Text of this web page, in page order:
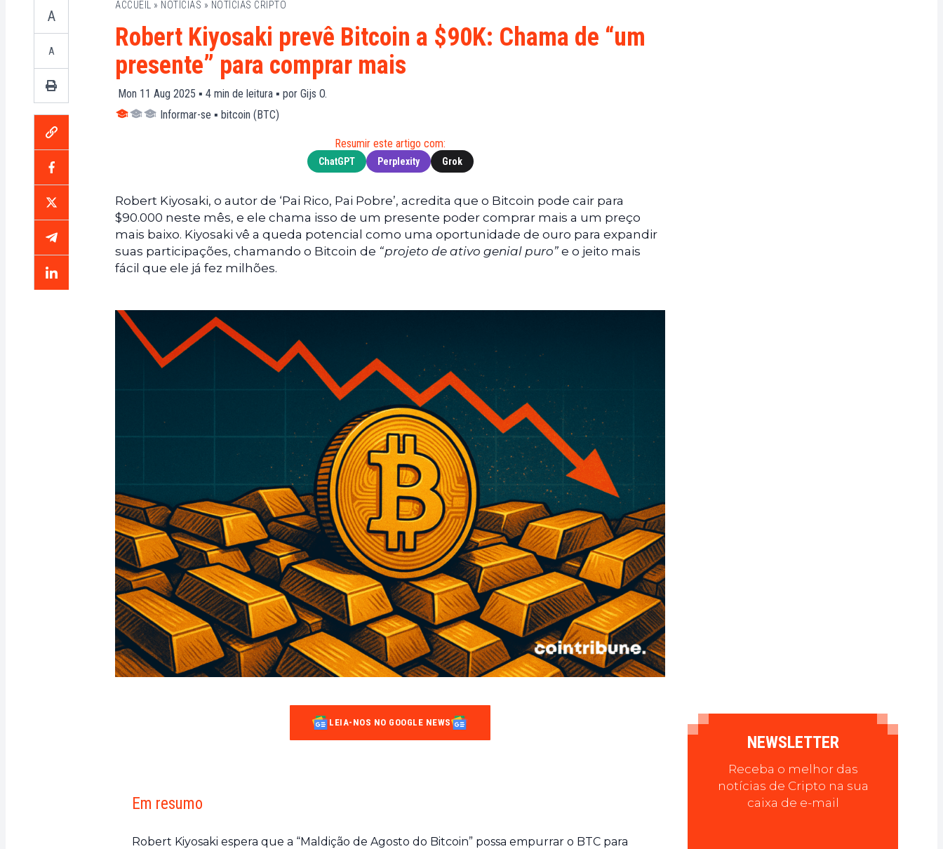
Notícias
Web3
XRP
(XRP)
A
A
ACCUEIL » NOTÍCIAS » NOTÍCIAS CRIPTO
Robert Kiyosaki prevê Bitcoin a $90K: Chama de “um
presente” para comprar mais
Mon 11 Aug 2025 ▪ 4 min de leitura ▪ por Gijs O.
Informar-se ▪ bitcoin (BTC)
Resumir este artigo com:
ChatGPT Perplexity Grok
Robert Kiyosaki, o autor de ‘Pai Rico, Pai Pobre’, acredita que o Bitcoin pode cair para
$90.000 neste mês, e ele chama isso de um presente poder comprar mais a um preço
mais baixo. Kiyosaki vê a queda potencial como uma oportunidade de ouro para expandir
suas participações, chamando o Bitcoin de “projeto de ativo genial puro” e o jeito mais
fácil que ele já fez milhões.
LEIA-NOS NO GOOGLE NEWS
Em resumo
Robert Kiyosaki espera que a “Maldição de Agosto do Bitcoin” possa empurrar o BTC para
NEWSLETTER
Receba o melhor das
notícias de Cripto na sua
caixa de e-mail